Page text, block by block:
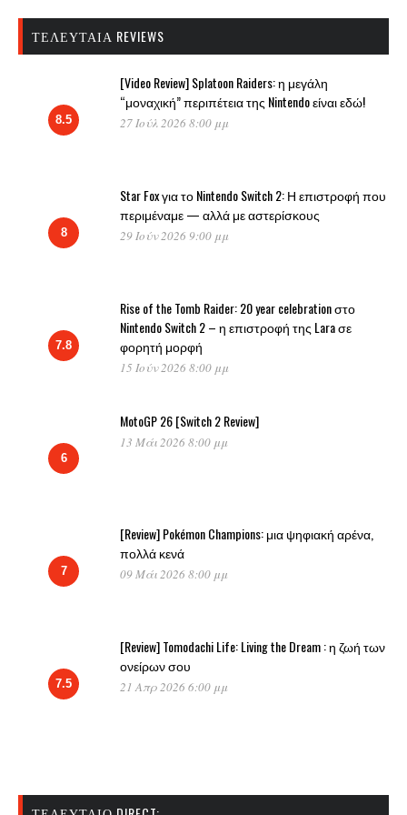
ΤΕΛΕΥΤΑΊΑ REVIEWS
8.5
[Video Review] Splatoon Raiders: η μεγάλη
“μοναχική” περιπέτεια της Nintendo είναι εδώ!
27 Ιούλ 2026 8:00 μμ
8
Star Fox για το Nintendo Switch 2: Η επιστροφή που
περιμέναμε — αλλά με αστερίσκους
29 Ιούν 2026 9:00 μμ
7.8
Rise of the Tomb Raider: 20 year celebration στο
Nintendo Switch 2 – η επιστροφή της Lara σε
φορητή μορφή
15 Ιούν 2026 8:00 μμ
6
MotoGP 26 [Switch 2 Review]
13 Μάι 2026 8:00 μμ
7
[Review] Pokémon Champions: μια ψηφιακή αρένα,
πολλά κενά
09 Μάι 2026 8:00 μμ
7.5
[Review] Tomodachi Life: Living the Dream : η ζωή των
ονείρων σου
21 Απρ 2026 6:00 μμ